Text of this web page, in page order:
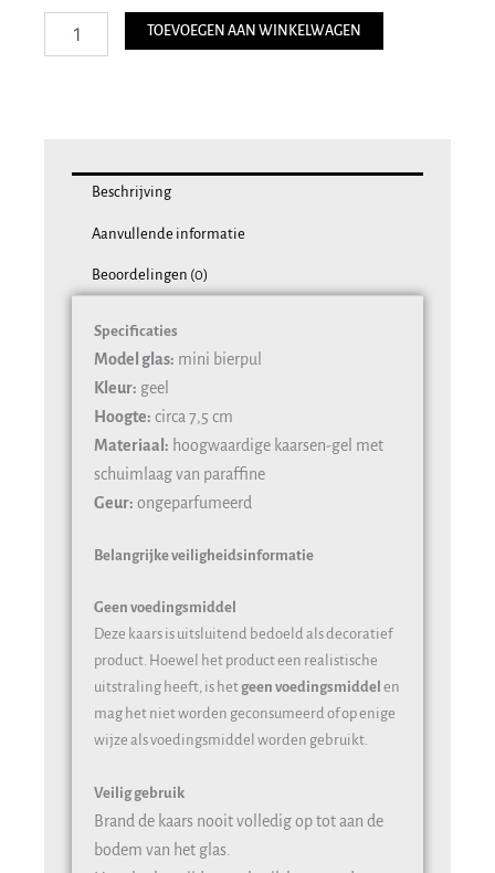
Bierpul
aantal
TOEVOEGEN AAN WINKELWAGEN
Beschrijving
Aanvullende informatie
Beoordelingen (0)
Specificaties
Model glas: mini bierpul
Kleur: geel
Hoogte: circa 7,5 cm
Materiaal: hoogwaardige kaarsen-gel met
schuimlaag van paraffine
Geur: ongeparfumeerd
Belangrijke veiligheidsinformatie
Geen voedingsmiddel
Deze kaars is uitsluitend bedoeld als decoratief
product. Hoewel het product een realistische
uitstraling heeft, is het geen voedingsmiddel en
mag het niet worden geconsumeerd of op enige
wijze als voedingsmiddel worden gebruikt.
Veilig gebruik
Brand de kaars nooit volledig op tot aan de
bodem van het glas.